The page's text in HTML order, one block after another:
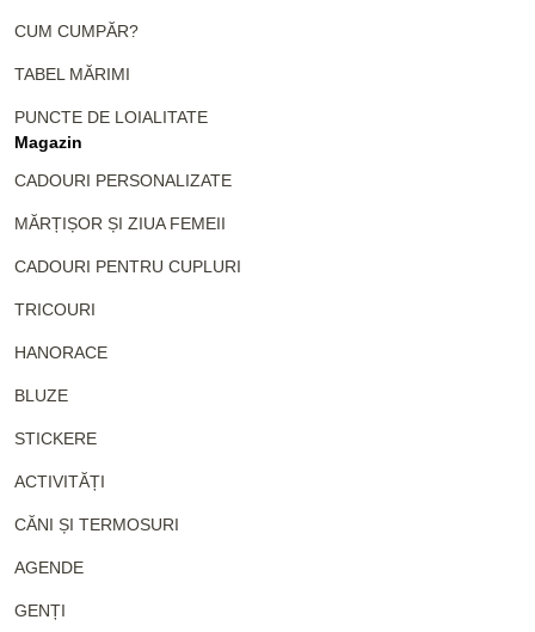
CUM CUMPĂR?
TABEL MĂRIMI
PUNCTE DE LOIALITATE
Magazin
CADOURI PERSONALIZATE
MĂRȚIȘOR ȘI ZIUA FEMEII
CADOURI PENTRU CUPLURI
TRICOURI
HANORACE
BLUZE
STICKERE
ACTIVITĂȚI
CĂNI ȘI TERMOSURI
AGENDE
GENȚI